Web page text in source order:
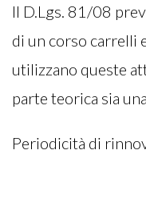
Il D.Lgs. 81/08
di un corso carrelli
utilizzano queste
parte teorica sia
Periodicità di